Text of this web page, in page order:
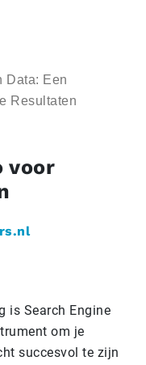
Data: Een
Resultaten
voor
is Search Engine
om je
succesvol te zijn